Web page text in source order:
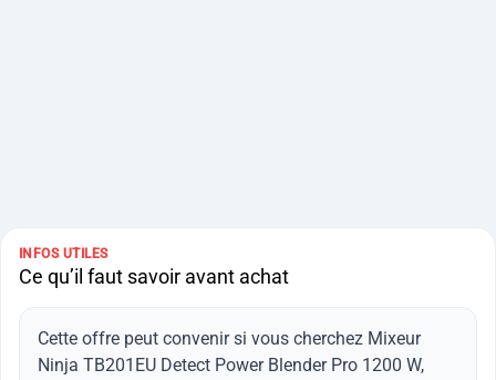
INFOS UTILES
Ce qu’il faut savoir avant achat
Cette offre peut convenir si vous cherchez Mixeur
Ninja TB201EU Detect Power Blender Pro 1200 W,